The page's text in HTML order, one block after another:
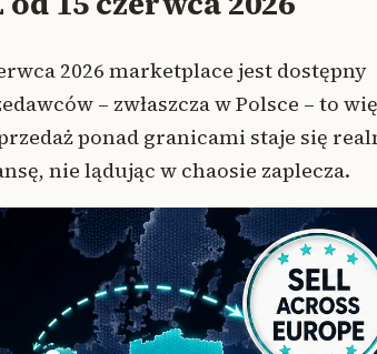
2026 marketplace jest dostępny
– zwłaszcza w Polsce – to
ponad granicami staje się
nie lądując w chaosie zaplecza.